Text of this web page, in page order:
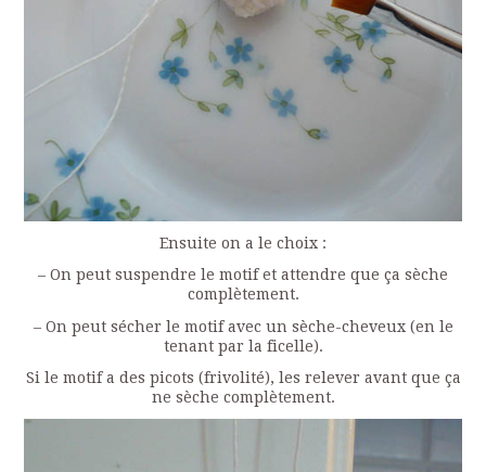
Ensuite on a le choix :
– On peut suspendre le motif et attendre que ça sèche
complètement.
– On peut sécher le motif avec un sèche-cheveux (en le
tenant par la ficelle).
Si le motif a des picots (frivolité), les relever avant que ça
ne sèche complètement.